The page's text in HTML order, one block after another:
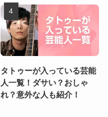
タトゥーが入っている芸能
人一覧！ダサい？おしゃ
れ？意外な人も紹介！